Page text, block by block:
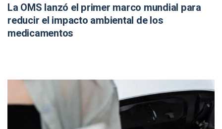
La OMS lanzó el primer marco mundial para
reducir el impacto ambiental de los
medicamentos